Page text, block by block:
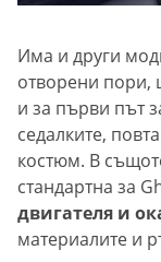
Има и други
отворени пори,
и за първи път
седалките,
костюм. В
стандартна за
двигателя и
материалите и